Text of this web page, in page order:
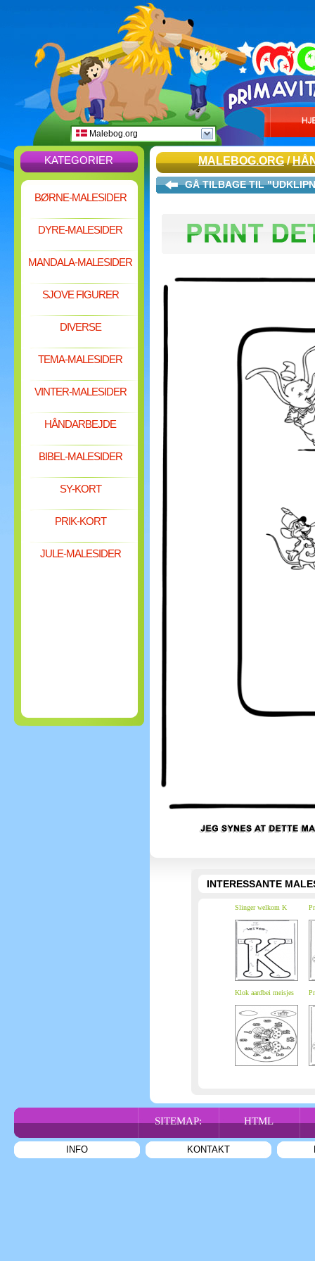
Malebog.org
KATEGORIER
BØRNE-MALESIDER
DYRE-MALESIDER
MANDALA-MALESIDER
SJOVE FIGURER
DIVERSE
TEMA-MALESIDER
VINTER-MALESIDER
HÅNDARBEJDE
BIBEL-MALESIDER
SY-KORT
PRIK-KORT
JULE-MALESIDER
MALEBOG.ORG/
GÅ TILBAGE TIL
INTERESSANTE
Slinger welkom K
Klok aardbei meisjes
SITEMAP: HTML
INFO KONTAKT